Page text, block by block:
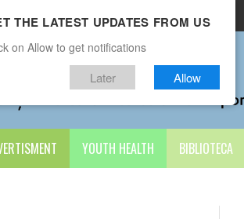
YOUTH HEALTH BIBLIOTECA
THE LATEST UPDATES FROM US
on Allow to get notifications
Later Allow